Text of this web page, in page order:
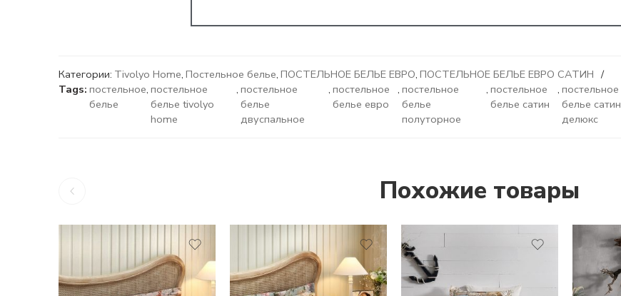
Категории: Tivolyo Home, Постельное белье, ПОСТЕЛЬНОЕ БЕЛЬЕ ЕВРО, ПОСТЕЛЬНОЕ БЕЛЬЕ ЕВРО САТИН
Tags: постельное
белье
, постельное
белье tivolyo
home
, постельное
белье
двуспальное
, постельное
белье евро
, постельное
белье
полуторное
, постельное
белье сатин
, постельное
белье сатин
делюкс
Похожие товары